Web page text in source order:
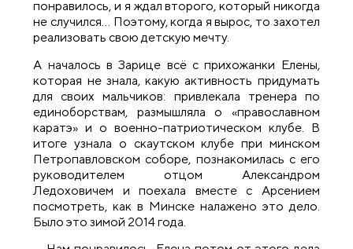
понравилось, и я ждал второго, который никогда
не случился… Поэтому, когда я вырос, то захотел
реализовать свою детскую мечту.
А началось в Зарице всё с прихожанки Елены,
которая не знала, какую активность придумать
для своих мальчиков: привлекала тренера по
единоборствам, размышляла о «православном
каратэ» и о военно-патриотическом клубе. В
итоге узнала о скаутском клубе при минском
Петропавловском соборе, познакомилась с его
руководителем отцом Александром
Ледоховичем и поехала вместе с Арсением
посмотреть, как в Минске налажено это дело.
Было это зимой 2014 года.